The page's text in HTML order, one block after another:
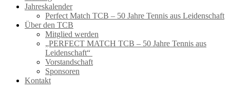
Jahreskalender
Perfect Match TCB – 50 Jahre Tennis aus Leidenschaft
Über den TCB
Mitglied werden
„PERFECT MATCH TCB – 50 Jahre Tennis aus
Leidenschaft“
Vorstandschaft
Sponsoren
Kontakt